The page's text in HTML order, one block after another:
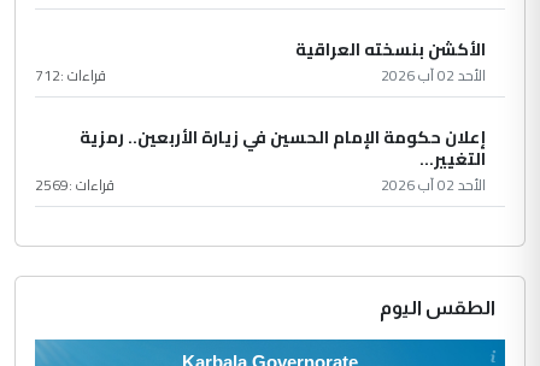
الأكشن بنسخته العراقية
الأحد 02 آب 2026 قراءات :712
إعلان حكومة الإمام الحسين في زيارة الأربعين.. رمزية
التغيير...
الأحد 02 آب 2026 قراءات :2569
الطقس اليوم
Karbala Governorate